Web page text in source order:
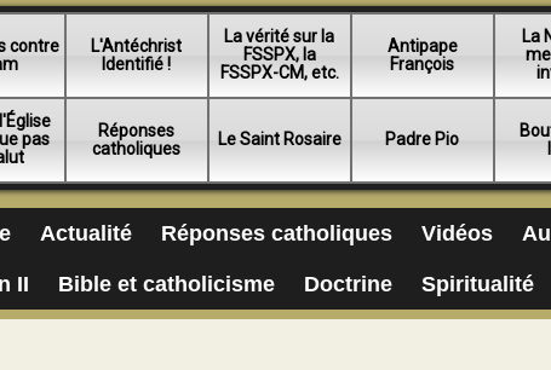
contre
L'Antéchrist
Identifié !
La vérité sur la
FSSPX, la
FSSPX-CM, etc.
Antipape
François
La
pas
Réponses
catholiques
Le Saint Rosaire Padre Pio
Actualité Réponses catholiques Vidéos
II Bible et catholicisme Doctrine Spiritualité